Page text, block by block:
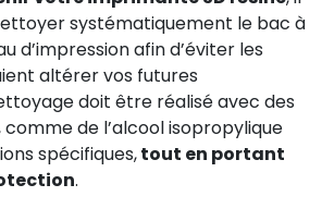
systématiquement le bac à
d’impression afin d’éviter les
altérer vos futures
doit être réalisé avec des
de l’alcool isopropylique
spécifiques,tout en portant
.